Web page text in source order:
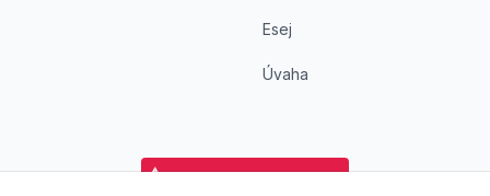
Esej
Úvaha